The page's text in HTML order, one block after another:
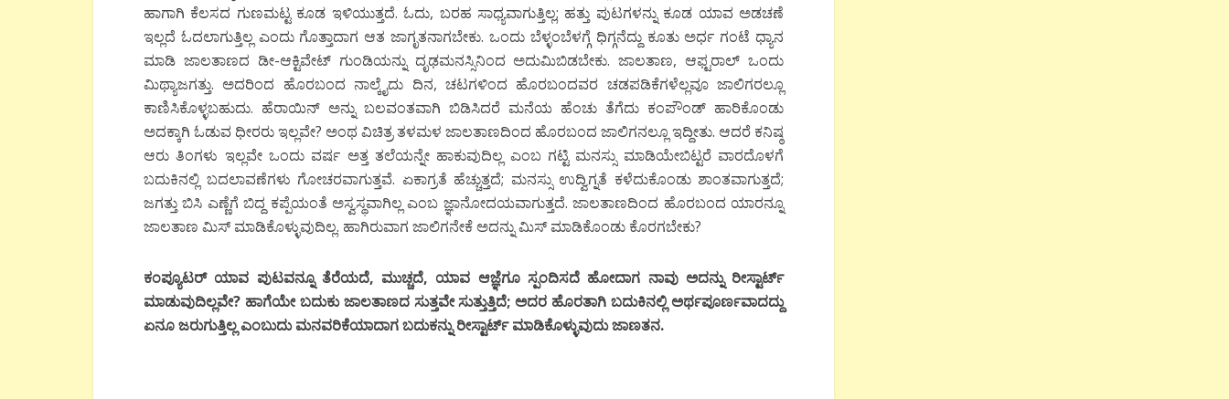
ಹಾಗಾಗಿ ಕೆಲಸದ ಗುಣಮಟ್ಟ ಕೂಡ ಇಳಿಯುತ್ತದೆ. ಓದು, ಬರಹ ಸಾಧ್ಯವಾಗುತ್ತಿಲ್ಲ; ಹತ್ತು ಪುಟಗಳನ್ನು ಕೂಡ ಯಾವ ಅಡಚಣೆ
ಇಲ್ಲದೆ ಓದಲಾಗುತ್ತಿಲ್ಲ ಎಂದು ಗೊತ್ತಾದಾಗ ಆತ ಜಾಗೃತನಾಗಬೇಕು. ಒಂದು ಬೆಳ್ಳಂಬೆಳಗ್ಗೆ ಧಿಗ್ಗನೆದ್ದು ಕೂತು ಅರ್ಧ ಗಂಟೆ ಧ್ಯಾನ
ಮಾಡಿ ಜಾಲತಾಣದ ಡೀ-ಆಕ್ಟಿವೇಟ್ ಗುಂಡಿಯನ್ನು ದೃಢಮನಸ್ಸಿನಿಂದ ಅದುಮಿಬಿಡಬೇಕು. ಜಾಲತಾಣ, ಆಫ್ಟರಾಲ್ ಒಂದು
ಮಿಥ್ಯಾಜಗತ್ತು. ಅದರಿಂದ ಹೊರಬಂದ ನಾಲ್ಕೈದು ದಿನ, ಚಟಗಳಿಂದ ಹೊರಬಂದವರ ಚಡಪಡಿಕೆಗಳೆಲ್ಲವೂ ಜಾಲಿಗರಲ್ಲೂ
ಕಾಣಿಸಿಕೊಳ್ಳಬಹುದು. ಹೆರಾಯಿನ್ ಅನ್ನು ಬಲವಂತವಾಗಿ ಬಿಡಿಸಿದರೆ ಮನೆಯ ಹೆಂಚು ತೆಗೆದು ಕಂಪೌಂಡ್ ಹಾರಿಕೊಂಡು
ಅದಕ್ಕಾಗಿ ಓಡುವ ಧೀರರು ಇಲ್ಲವೇ? ಅಂಥ ವಿಚಿತ್ರ ತಳಮಳ ಜಾಲತಾಣದಿಂದ ಹೊರಬಂದ ಜಾಲಿಗನಲ್ಲೂ ಇದ್ದೀತು. ಆದರೆ ಕನಿಷ್ಠ
ಆರು ತಿಂಗಳು ಇಲ್ಲವೇ ಒಂದು ವರ್ಷ ಅತ್ತ ತಲೆಯನ್ನೇ ಹಾಕುವುದಿಲ್ಲ ಎಂಬ ಗಟ್ಟಿ ಮನಸ್ಸು ಮಾಡಿಯೇಬಿಟ್ಟರೆ ವಾರದೊಳಗೆ
ಬದುಕಿನಲ್ಲಿ ಬದಲಾವಣೆಗಳು ಗೋಚರವಾಗುತ್ತವೆ. ಏಕಾಗ್ರತೆ ಹೆಚ್ಚುತ್ತದೆ; ಮನಸ್ಸು ಉದ್ವಿಗ್ನತೆ ಕಳೆದುಕೊಂಡು ಶಾಂತವಾಗುತ್ತದೆ;
ಜಗತ್ತು ಬಿಸಿ ಎಣ್ಣೆಗೆ ಬಿದ್ದ ಕಪ್ಪೆಯಂತೆ ಅಸ್ವಸ್ಥವಾಗಿಲ್ಲ ಎಂಬ ಜ್ಞಾನೋದಯವಾಗುತ್ತದೆ. ಜಾಲತಾಣದಿಂದ ಹೊರಬಂದ ಯಾರನ್ನೂ
ಜಾಲತಾಣ ಮಿಸ್ ಮಾಡಿಕೊಳ್ಳುವುದಿಲ್ಲ. ಹಾಗಿರುವಾಗ ಜಾಲಿಗನೇಕೆ ಅದನ್ನು ಮಿಸ್ ಮಾಡಿಕೊಂಡು ಕೊರಗಬೇಕು?
ಕಂಪ್ಯೂಟರ್ ಯಾವ ಪುಟವನ್ನೂ ತೆರೆಯದೆ, ಮುಚ್ಚದೆ, ಯಾವ ಆಜ್ಞೆಗೂ ಸ್ಪಂದಿಸದೆ ಹೋದಾಗ ನಾವು ಅದನ್ನು ರೀಸ್ಟಾರ್ಟ್
ಮಾಡುವುದಿಲ್ಲವೇ? ಹಾಗೆಯೇ ಬದುಕು ಜಾಲತಾಣದ ಸುತ್ತವೇ ಸುತ್ತುತ್ತಿದೆ; ಅದರ ಹೊರತಾಗಿ ಬದುಕಿನಲ್ಲಿ ಅರ್ಥಪೂರ್ಣವಾದದ್ದು
ಏನೂಜರುಗುತ್ತಿಲ್ಲಎಂಬುದು ಮನವರಿಕೆಯಾದಾಗಬದುಕನ್ನು ರೀಸ್ಟಾರ್ಟ್ ಮಾಡಿಕೊಳ್ಳುವುದುಜಾಣತನ.